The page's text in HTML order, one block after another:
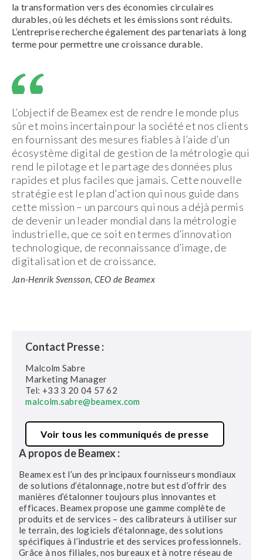
la transformation vers des économies circulaires
durables, où les déchets et les émissions sont réduits.
L’entreprise recherche également des partenariats à long
terme pour permettre une croissance durable.
L’objectif de Beamex est de rendre le monde plus
sûr et moins incertain pour la société et nos clients
en fournissant des mesures fiables à l’aide d’un
écosystème digital de gestion de la métrologie qui
rend le pilotage et le partage des données plus
rapides et plus faciles que jamais. Cette nouvelle
stratégie est le plan d’action qui nous guide dans
cette mission – un parcours qui nous a déjà permis
de devenir un leader mondial dans la métrologie
industrielle, que ce soit en termes d’innovation
technologique, de reconnaissance d’image, de
digitalisation et de croissance.
Jan-Henrik Svensson, CEO de Beamex
Contact Presse :
Malcolm Sabre
Marketing Manager
Tel: +33 3 20 04 57 62
malcolm.sabre@beamex.com
Voir tous les communiqués de presse
A propos de Beamex :
Beamex est l’un des principaux fournisseurs mondiaux
de solutions d’étalonnage, notre but est d’offrir des
manières d’étalonner toujours plus innovantes et
efficaces. Beamex propose une gamme complète de
produits et de services – des calibrateurs à utiliser sur
le terrain, des logiciels d’étalonnage, des solutions
spécifiques à l’industrie et des services professionnels.
Grâce à nos filiales, nos bureaux et à notre réseau de